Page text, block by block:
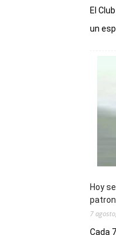
El
un
Hoy
7
Cada